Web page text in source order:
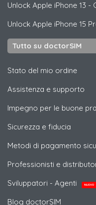
Unlock Apple iPhone 13 -
Unlock Apple iPhone 15
Tutto su doctorSIM
Stato del mio ordine
Assistenza e supporto
Impegno per le buone
Sicurezza e fiducia
Metodi di pagamento
Professionisti e
Sviluppatori - Agenti
NUOVO
Blog doctorSIM